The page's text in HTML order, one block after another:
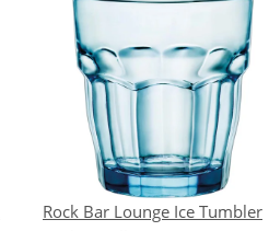
Rock Bar Lounge Ice Tumbler